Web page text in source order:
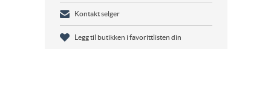
Kontakt selger
Legg til butikken i favorittlisten din